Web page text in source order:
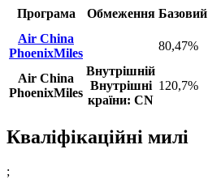
Програма Обмеження Базовий
Air China
PhoenixMiles
80,47%
Air China
PhoenixMiles
Внутрішній
Внутрішні
країни: CN
120,7%
Кваліфікаційні милі
;